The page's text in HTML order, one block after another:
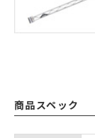
商品スペック